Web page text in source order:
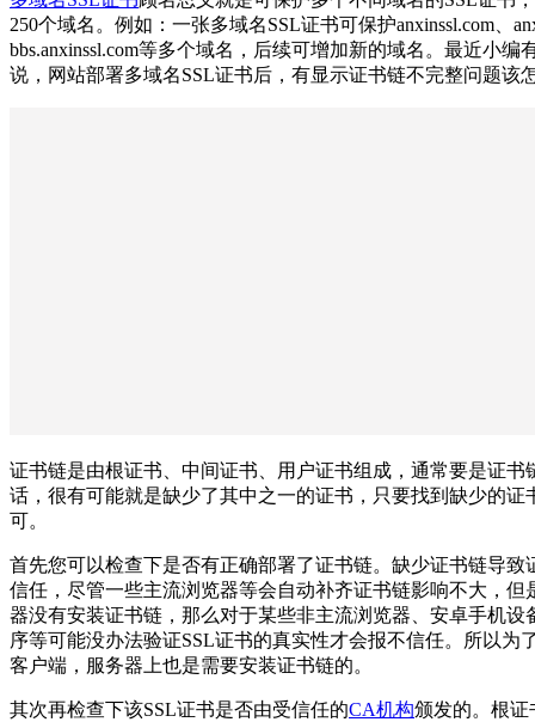
250个域名。例如：一张多域名SSL证书可保护anxinssl.com、
bbs.anxinssl.com等多个域名，后续可增加新的域名。最近小编
说，网站部署多域名SSL证书后，有显示证书链不完整问题该
证书链是由根证书、中间证书、用户证书组成，通常要是证书
话，很有可能就是缺少了其中之一的证书，只要找到缺少的证
可。
首先您可以检查下是否有正确部署了证书链。缺少证书链导致
信任，尽管一些主流浏览器等会自动补齐证书链影响不大，但
器没有安装证书链，那么对于某些非主流浏览器、安卓手机设
序等可能没办法验证SSL证书的真实性才会报不信任。所以为
客户端，服务器上也是需要安装证书链的。
其次再检查下该SSL证书是否由受信任的CA机构颁发的。根证